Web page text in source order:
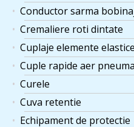
Conductor sarma
Cremaliere roti dintate
Cuplaje elemente
Cuple rapide aer
Curele
Cuva retentie
Echipament de protectie